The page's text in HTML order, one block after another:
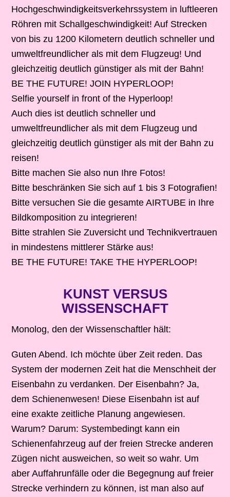
Hochgeschwindigkeitsverkehrssystem in luftleeren
Röhren mit Schallgeschwindigkeit! Auf Strecken
von bis zu 1200 Kilometern deutlich schneller und
umweltfreundlicher als mit dem Flugzeug! Und
gleichzeitig deutlich günstiger als mit der Bahn!
BE THE FUTURE! JOIN HYPERLOOP!
Selfie yourself in front of the Hyperloop!
Auch dies ist deutlich schneller und
umweltfreundlicher als mit dem Flugzeug und
gleichzeitig deutlich günstiger als mit der Bahn zu
reisen!
Bitte machen Sie also nun Ihre Fotos!
Bitte beschränken Sie sich auf 1 bis 3 Fotografien!
Bitte versuchen Sie die gesamte AIRTUBE in Ihre
Bildkomposition zu integrieren!
Bitte strahlen Sie Zuversicht und Technikvertrauen
in mindestens mittlerer Stärke aus!
BE THE FUTURE! TAKE THE HYPERLOOP!
KUNST VERSUS
WISSENSCHAFT
Monolog, den der Wissenschaftler hält:
Guten Abend. Ich möchte über Zeit reden. Das
System der modernen Zeit hat die Menschheit der
Eisenbahn zu verdanken. Der Eisenbahn? Ja,
dem Schienenwesen! Diese Eisenbahn ist auf
eine exakte zeitliche Planung angewiesen.
Warum? Darum: Systembedingt kann ein
Schienenfahrzeug auf der freien Strecke anderen
Zügen nicht ausweichen, so weit so wahr. Um
aber Auffahrunfälle oder die Begegnung auf freier
Strecke verhindern zu können, ist man also auf